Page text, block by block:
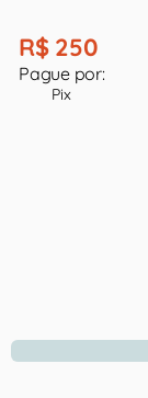
R$ 250
Pague por:
Pix